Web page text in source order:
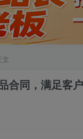
文
合同，满足客